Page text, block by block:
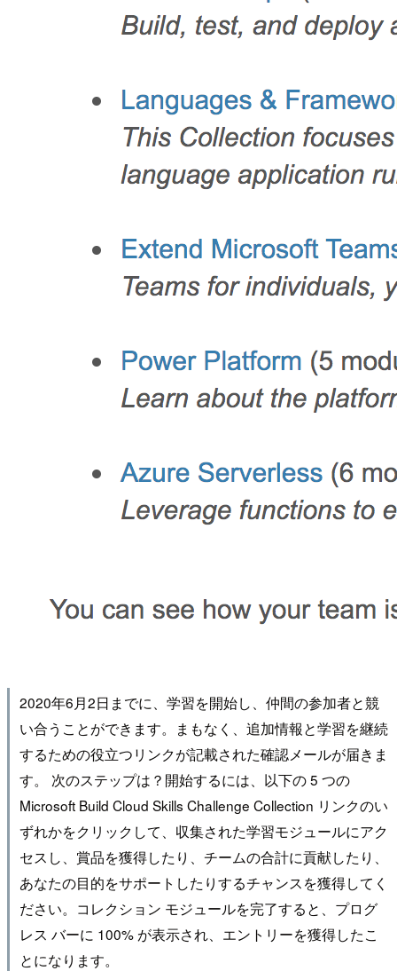
2020年6月2日までに、学習を開始し、仲間の参加者と競
い合うことができます。まもなく、追加情報と学習を継続
するための役立つリンクが記載された確認メールが届きま
す。 次のステップは？開始するには、以下の 5 つの
Microsoft Build Cloud Skills Challenge Collection リンクのい
ずれかをクリックして、収集された学習モジュールにアク
セスし、賞品を獲得したり、チームの合計に貢献したり、
あなたの目的をサポートしたりするチャンスを獲得してく
ださい。コレクション モジュールを完了すると、プログ
レス バーに 100% が表示され、エントリーを獲得したこ
とになります。